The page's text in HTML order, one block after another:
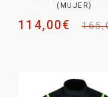
(MUJER)
114,00€